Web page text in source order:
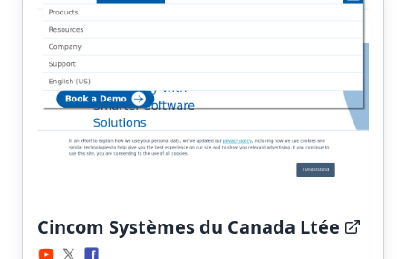
Cincom Systèmes du Canada Ltée